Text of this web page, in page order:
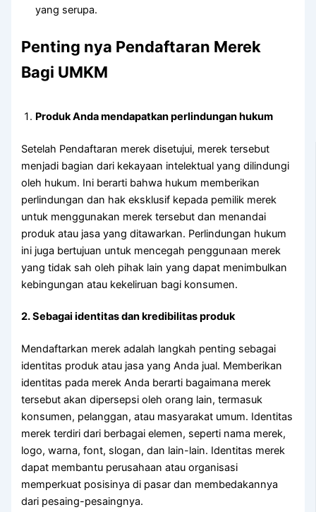
yang serupa.
Penting nya Pendaftaran Merek
Bagi UMKM
Produk Anda mendapatkan perlindungan hukum
Setelah Pendaftaran merek disetujui, merek tersebut
menjadi bagian dari kekayaan intelektual yang dilindungi
oleh hukum. Ini berarti bahwa hukum memberikan
perlindungan dan hak eksklusif kepada pemilik merek
untuk menggunakan merek tersebut dan menandai
produk atau jasa yang ditawarkan. Perlindungan hukum
ini juga bertujuan untuk mencegah penggunaan merek
yang tidak sah oleh pihak lain yang dapat menimbulkan
kebingungan atau kekeliruan bagi konsumen.
2. Sebagai identitas dan kredibilitas produk
Mendaftarkan merek adalah langkah penting sebagai
identitas produk atau jasa yang Anda jual. Memberikan
identitas pada merek Anda berarti bagaimana merek
tersebut akan dipersepsi oleh orang lain, termasuk
konsumen, pelanggan, atau masyarakat umum. Identitas
merek terdiri dari berbagai elemen, seperti nama merek,
logo, warna, font, slogan, dan lain-lain. Identitas merek
dapat membantu perusahaan atau organisasi
memperkuat posisinya di pasar dan membedakannya
dari pesaing-pesaingnya.